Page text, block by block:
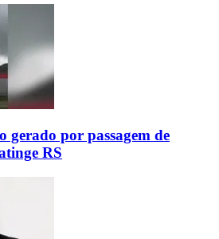
gerado por passagem de
RS